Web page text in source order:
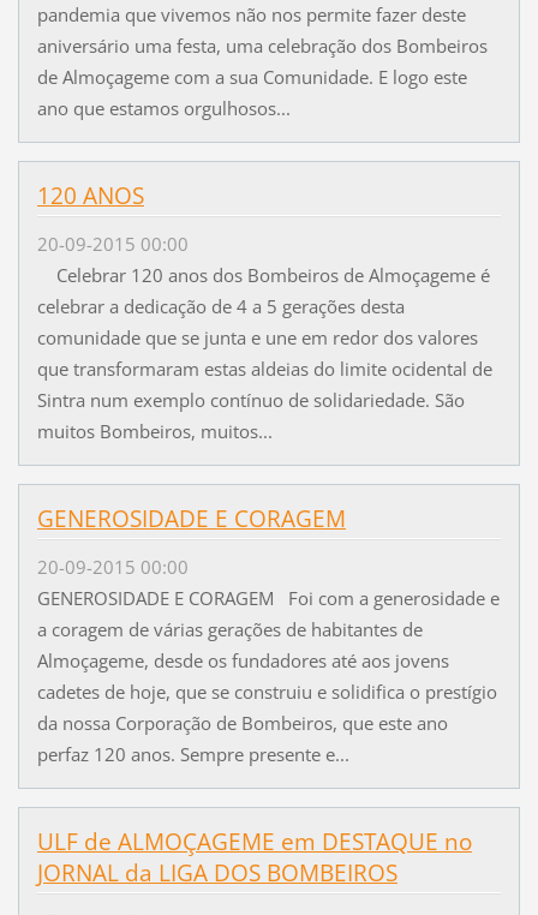
pandemia que vivemos não nos permite fazer deste
aniversário uma festa, uma celebração dos Bombeiros
de Almoçageme com a sua Comunidade. E logo este
ano que estamos orgulhosos...
120 ANOS
20-09-2015 00:00
Celebrar 120 anos dos Bombeiros de Almoçageme é
celebrar a dedicação de 4 a 5 gerações desta
comunidade que se junta e une em redor dos valores
que transformaram estas aldeias do limite ocidental de
Sintra num exemplo contínuo de solidariedade. São
muitos Bombeiros, muitos...
GENEROSIDADE E CORAGEM
20-09-2015 00:00
GENEROSIDADE E CORAGEM Foi com a generosidade e
a coragem de várias gerações de habitantes de
Almoçageme, desde os fundadores até aos jovens
cadetes de hoje, que se construiu e solidifica o prestígio
da nossa Corporação de Bombeiros, que este ano
perfaz 120 anos. Sempre presente e...
ULF de ALMOÇAGEME em DESTAQUE no
JORNAL da LIGA DOS BOMBEIROS